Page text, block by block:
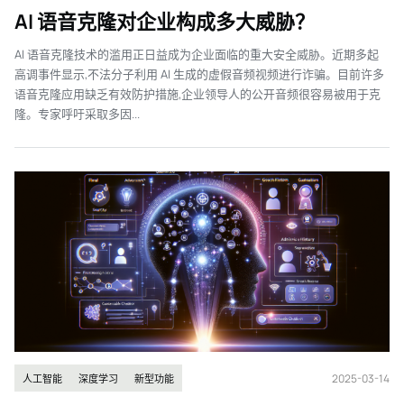
AI 语音克隆对企业构成多大威胁？
AI 语音克隆技术的滥用正日益成为企业面临的重大安全威胁。近期多起
高调事件显示,不法分子利用 AI 生成的虚假音频视频进行诈骗。目前许多
语音克隆应用缺乏有效防护措施,企业领导人的公开音频很容易被用于克
隆。专家呼吁采取多因...
人工智能 深度学习 新型功能 2025-03-14